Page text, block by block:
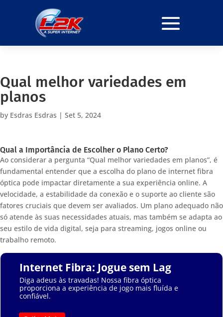
Qual melhor variedades em
planos
by Esdras Esdras | Set 5, 2024
Qual a Importância de Escolher o Plano Certo?
Ao considerar a pergunta “Qual melhor variedades em planos”, é
fundamental entender que a escolha do plano de internet fibra
óptica pode impactar diretamente a sua experiência online. A
velocidade, a estabilidade da conexão e o suporte ao cliente são
fatores cruciais que devem ser avaliados. Um plano adequado não
só atende às suas necessidades atuais, mas também se adapta ao
seu estilo de vida digital, seja para streaming, jogos online ou
trabalho remoto.
Internet Fibra: Jogue sem Lag
Diga adeus às travadas! Nossa fibra óptica
proporciona a experiência de jogo mais fluída e
confiável.